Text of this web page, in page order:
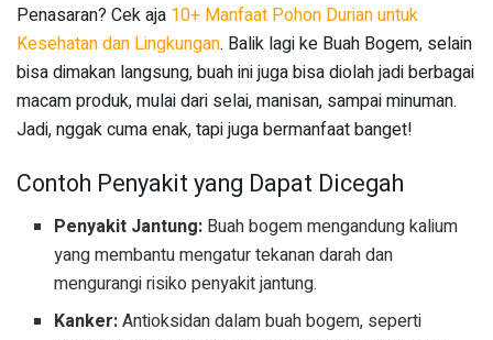
Penasaran? Cek aja 10+ Manfaat Pohon Durian untuk
Kesehatan dan Lingkungan. Balik lagi ke Buah Bogem, selain
bisa dimakan langsung, buah ini juga bisa diolah jadi berbagai
macam produk, mulai dari selai, manisan, sampai minuman.
Jadi, nggak cuma enak, tapi juga bermanfaat banget!
Contoh Penyakit yang Dapat Dicegah
Penyakit Jantung: Buah bogem mengandung kalium
yang membantu mengatur tekanan darah dan
mengurangi risiko penyakit jantung.
Kanker:Antioksidan dalam buah bogem, seperti